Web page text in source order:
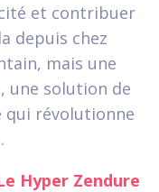
et contribuer
depuis chez
mais une
une solution de
qui révolutionne
Hyper Zendure